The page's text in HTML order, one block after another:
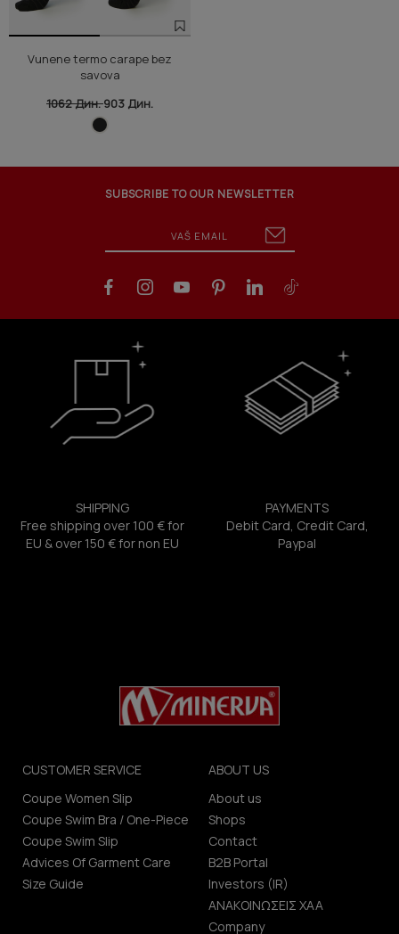
Vunene termo carape bez
savova
1062 Дин.903 Дин.
SUBSCRIBE TO OUR NEWSLETTER
SHIPPING
Free shipping over 100 € for
EU & over 150 € for non EU
PAYMENTS
Debit Card, Credit Card,
Paypal
CUSTOMER SERVICE
Coupe Women Slip
Coupe Swim Bra / One-Piece
Coupe Swim Slip
Advices Of Garment Care
Size Guide
ABOUT US
About us
Shops
Contact
B2B Portal
Investors (IR)
ΑΝΑΚΟΙΝΩΣΕΙΣ ΧΑΑ
Company